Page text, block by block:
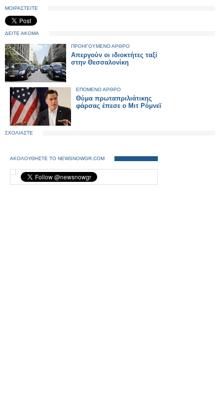
ΜΟΙΡΑΣΤΕΙΤΕ
ΔΕΙΤΕ ΑΚΟΜΑ
ΠΡΟΗΓΟΥΜΕΝΟ ΑΡΘΡΟ
Απεργούν οι ιδιοκτήτες ταξί
στην Θεσσαλονίκη
ΕΠΟΜΕΝΟ ΑΡΘΡΟ
Θύμα πρωταπριλιάτικης
φάρσας έπεσε ο Μιτ Ρόμνεϊ
ΣΧΟΛΙΑΣΤΕ
ΑΚΟΛΟΥΘΗΣΤΕ ΤΟ NEWSNOWGR.COM